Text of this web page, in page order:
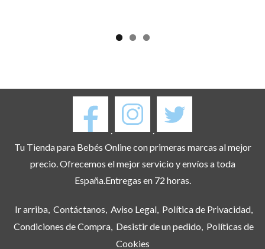
.
.
Tu Tienda para Bebés Online con primeras marcas al mejor
precio. Ofrecemos el mejor servicio y envíos a toda
España.Entregas en 72 horas.
Ir arriba Contáctanos Aviso Legal Política de Privacidad
Condiciones de Compra Desistir de un pedido Políticas de
Cookies